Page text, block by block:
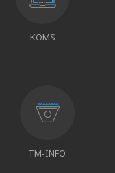
KOMS
TM-INFO